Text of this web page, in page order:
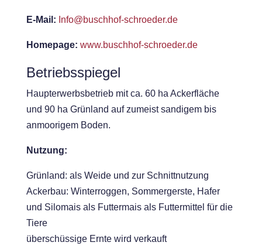
E-Mail: Info@buschhof-schroeder.de
Homepage: www.buschhof-schroeder.de
Betriebsspiegel
Haupterwerbsbetrieb mit ca. 60 ha Ackerfläche
und 90 ha Grünland auf zumeist sandigem bis
anmoorigem Boden.
Nutzung:
Grünland: als Weide und zur Schnittnutzung
Ackerbau: Winterroggen, Sommergerste, Hafer
und Silomais als Futtermais als Futtermittel für die
Tiere
überschüssige Ernte wird verkauft